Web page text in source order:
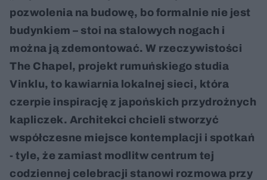
pozwolenia na budowę, bo formalnie nie jest
budynkiem – stoi na stalowych nogach i
można ją zdemontować. W rzeczywistości
The Chapel, projekt rumuńskiego studia
Vinklu, to kawiarnia lokalnej sieci, która
czerpie inspirację z japońskich przydrożnych
kapliczek. Architekci chcieli stworzyć
współczesne miejsce kontemplacji i spotkań
- tyle, że zamiast modlitw centrum tej
codziennej celebracji stanowi rozmowa przy